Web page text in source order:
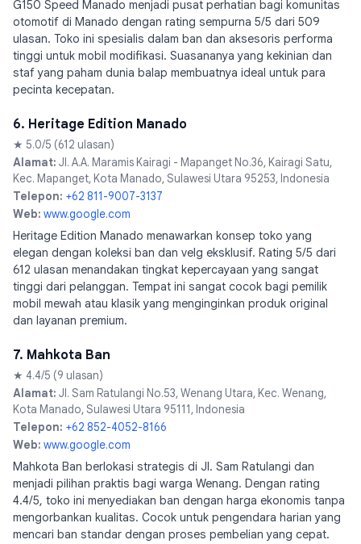
G150 Speed Manado menjadi pusat perhatian bagi komunitas
otomotif di Manado dengan rating sempurna 5/5 dari 509
ulasan. Toko ini spesialis dalam ban dan aksesoris performa
tinggi untuk mobil modifikasi. Suasananya yang kekinian dan
staf yang paham dunia balap membuatnya ideal untuk para
pecinta kecepatan.
6. Heritage Edition Manado
★ 5.0/5 (612 ulasan)
Alamat: Jl. A.A. Maramis Kairagi - Mapanget No.36, Kairagi Satu,
Kec. Mapanget, Kota Manado, Sulawesi Utara 95253, Indonesia
Telepon: +62 811-9007-3137
Web: www.google.com
Heritage Edition Manado menawarkan konsep toko yang
elegan dengan koleksi ban dan velg eksklusif. Rating 5/5 dari
612 ulasan menandakan tingkat kepercayaan yang sangat
tinggi dari pelanggan. Tempat ini sangat cocok bagi pemilik
mobil mewah atau klasik yang menginginkan produk original
dan layanan premium.
7. Mahkota Ban
★ 4.4/5 (9 ulasan)
Alamat: Jl. Sam Ratulangi No.53, Wenang Utara, Kec. Wenang,
Kota Manado, Sulawesi Utara 95111, Indonesia
Telepon: +62 852-4052-8166
Web: www.google.com
Mahkota Ban berlokasi strategis di Jl. Sam Ratulangi dan
menjadi pilihan praktis bagi warga Wenang. Dengan rating
4.4/5, toko ini menyediakan ban dengan harga ekonomis tanpa
mengorbankan kualitas. Cocok untuk pengendara harian yang
mencari ban standar dengan proses pembelian yang cepat.